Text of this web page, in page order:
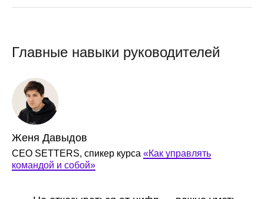
Главные навыки руководителей
Женя Давыдов
CEO SETTERS, спикер курса «Как управлять
командой и собой»